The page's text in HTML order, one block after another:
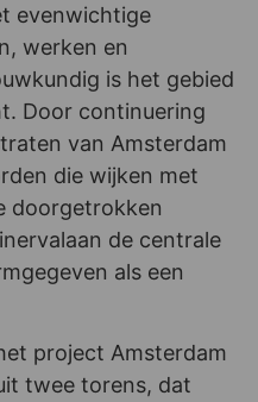
evenwichtige
werken en
is het gebied
Door continuering
van Amsterdam
die wijken met
doorgetrokken
de centrale
als een
project Amsterdam
twee torens, dat